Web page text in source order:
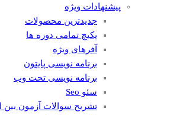
پیشنهادات ویژه
جدیدترین محصولات
پکیچ تمامی دوره ها
آفرهای ویژه
برنامه نویسی پایتون
برنامه نویسی تحت وب
سئو Seo
تشریح سوالات آزمون بین